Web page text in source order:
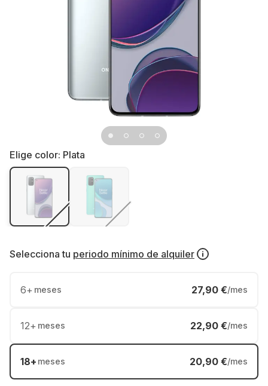
Elige color: Plata
Selecciona tu periodo mínimo de alquiler
6+ meses 27,90 €/mes
12+ meses 22,90 €/mes
18+ meses 20,90 €/mes